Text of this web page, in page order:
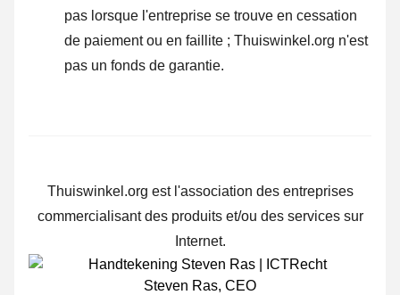
pas lorsque l'entreprise se trouve en cessation
de paiement ou en faillite ; Thuiswinkel.org n'est
pas un fonds de garantie.
Thuiswinkel.org est l'association des entreprises
commercialisant des produits et/ou des services sur
Internet.
Steven Ras, CEO